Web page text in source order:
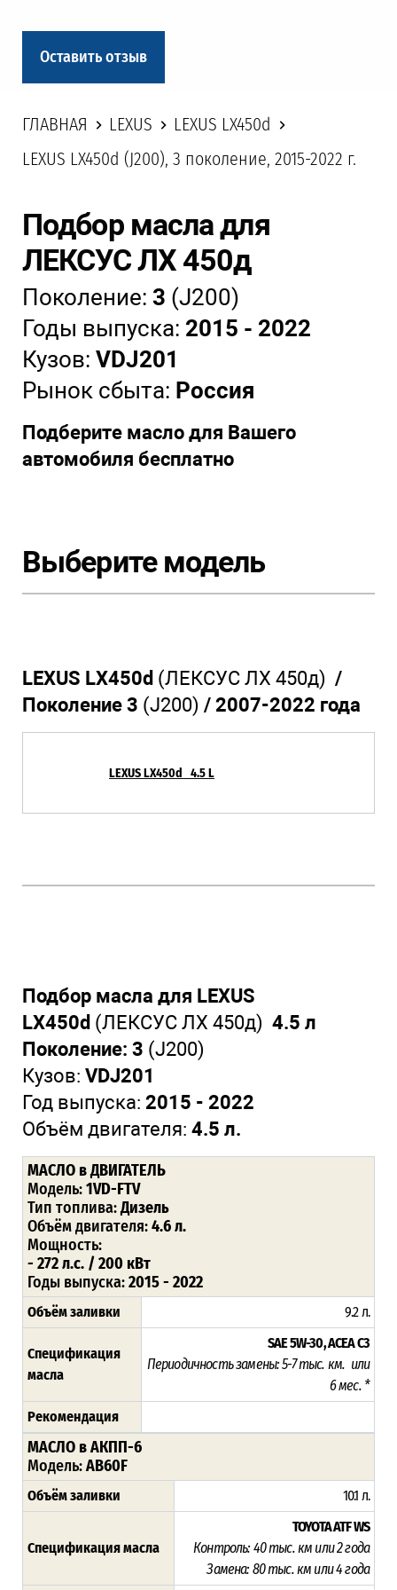
Оставить отзыв
ГЛАВНАЯ LEXUS
LEXUS LX450d
LEXUS LX450d (J200), 3 поколение, 2015-2022 г.
Подбор масла для
ЛЕКСУС ЛХ 450д
Поколение: 3 (J200)
Годы выпуска: 2015 - 2022
Кузов: VDJ201
Рынок сбыта: Россия
Подберите масло для Вашего
автомобиля бесплатно
Выберите модель
LEXUS LX450d (ЛЕКСУС ЛХ 450д) /
Поколение 3 (J200) / 2007-2022 года
LEXUS LX450d 4.5 L
Подбор масла для LEXUS
LX450d (ЛЕКСУС ЛХ 450д) 4.5 л
Поколение: 3 (J200)
Кузов: VDJ201
Год выпуска: 2015 - 2022
Объём двигателя: 4.5 л.
МАСЛО в ДВИГАТЕЛЬ
Модель:1VD-FTV
Тип топлива:Дизель
Объём двигателя:4.6 л.
Мощность:
- 272 л.с. / 200 кВт
Годы выпуска:2015 - 2022
Объём заливки 9.2 л.
Спецификация
масла
SAE 5W-30, ACEA C3
Периодичность замены: 5-7 тыс. км. или
6 мес. *
Рекомендация
МАСЛО в АКПП-6
Модель:AB60F
Объём заливки 10.1 л.
Спецификация масла
TOYOTA ATF WS
Контроль: 40 тыс. км или 2 года
Замена: 80 тыс. км или 4 года